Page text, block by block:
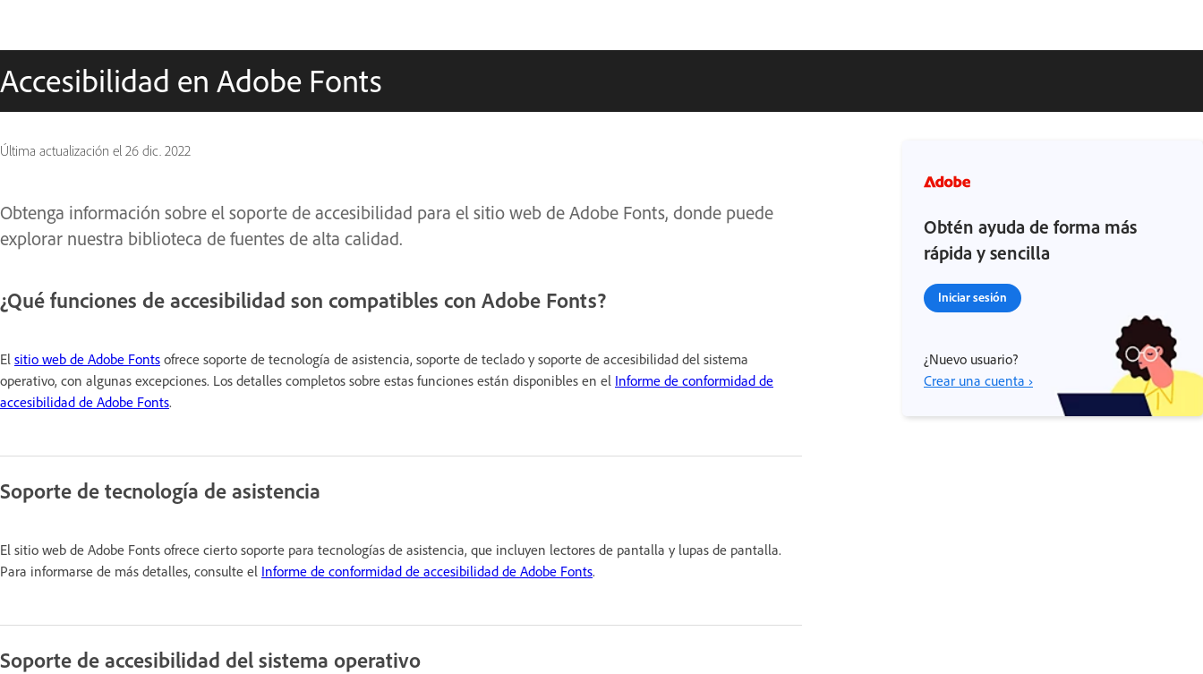
Accesibilidad en Adobe Fonts
Última actualización el 26 dic. 2022
Obtenga información sobre el soporte de accesibilidad para el sitio web de Adobe Fonts, donde puede
explorar nuestra biblioteca de fuentes de alta calidad.
¿Qué funciones de accesibilidad son compatibles con Adobe Fonts?
El sitio web de Adobe Fonts ofrece soporte de tecnología de asistencia, soporte de teclado y soporte de accesibilidad del sistema
operativo, con algunas excepciones. Los detalles completos sobre estas funciones están disponibles en el Informe de conformidad de
accesibilidad de Adobe Fonts.
Soporte de tecnología de asistencia
El sitio web de Adobe Fonts ofrece cierto soporte para tecnologías de asistencia, que incluyen lectores de pantalla y lupas de pantalla.
Para informarse de más detalles, consulte el Informe de conformidad de accesibilidad de Adobe Fonts.
Soporte de accesibilidad del sistema operativo
Obtén ayuda de forma más
rápida y sencilla
Iniciar sesión
¿Nuevo usuario?
Crear una cuenta ›